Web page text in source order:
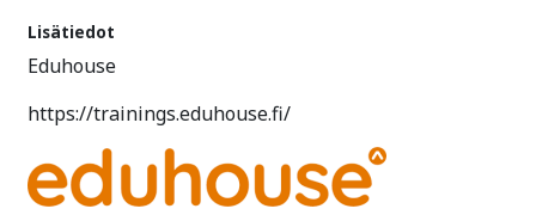
Lisätiedot
Eduhouse
https://trainings.eduhouse.fi/